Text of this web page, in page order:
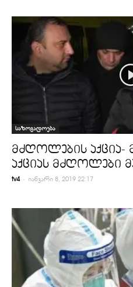
საზოგადოება
მძღოლების აქცია-
აქციას მძღოლები
tv4 - იანვარი 8, 2019 22:17